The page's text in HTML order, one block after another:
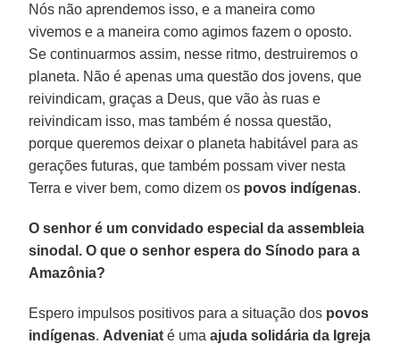
Nós não aprendemos isso, e a maneira como
vivemos e a maneira como agimos fazem o oposto.
Se continuarmos assim, nesse ritmo, destruiremos o
planeta. Não é apenas uma questão dos jovens, que
reivindicam, graças a Deus, que vão às ruas e
reivindicam isso, mas também é nossa questão,
porque queremos deixar o planeta habitável para as
gerações futuras, que também possam viver nesta
Terra e viver bem, como dizem os povos indígenas.
O senhor é um convidado especial da assembleia
sinodal. O que o senhor espera do Sínodo para a
Amazônia?
Espero impulsos positivos para a situação dos povos
indígenas. Adveniat é umaajuda solidária da Igreja